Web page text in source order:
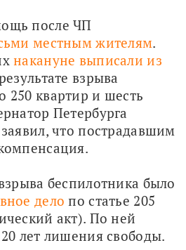
местным жителям.
накануне выписали из
взрыва
250 квартир и шесть
Петербурга
что пострадавшим
дело по статье 205
акт). По ней
лет лишения свободы.